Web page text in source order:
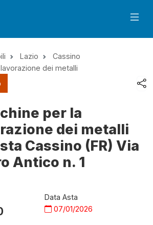
Lazio
Cassino
dei metalli
per la
dei metalli
Cassino (FR) Via
Antico n. 1
Data Asta
07/01/2026